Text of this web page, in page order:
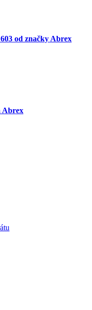
od značky Abrex
Abrex